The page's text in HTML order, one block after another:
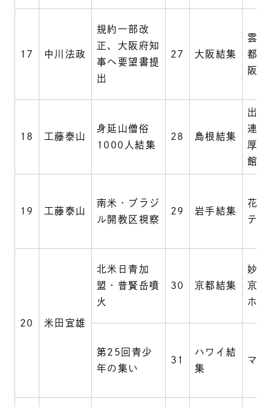
17 中川法政
規約一部改
正、大阪府知
事へ要望書提
出
27 大阪結集
雲雷
都ホ
阪
18 工藤泰山
身延山僧俗
1000人結集
28 島根結集
出雲
連紹
厚生
館
19 工藤泰山
南米・ブラジ
ル開教区視察
29 岩手結集
花巻
テル
20 米田宣雄
北米日青加
盟・普賢岳噴
火
30 京都結集
妙顕
京都
ホテ
第25回青少
年の集い
31
ハワイ結
集
マウ